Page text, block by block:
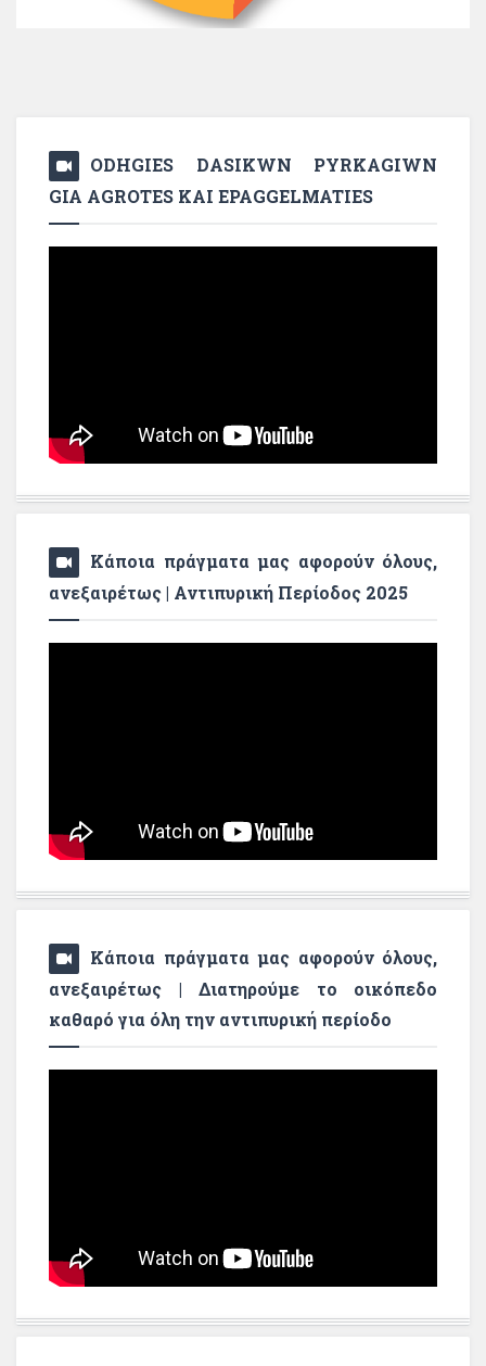
ODHGIES DASIKWN PYRKAGIWN
GIA AGROTES KAI EPAGGELMATIES
Κάποια πράγματα μας αφορούν όλους,
ανεξαιρέτως | Αντιπυρική Περίοδος 2025
Κάποια πράγματα μας αφορούν όλους,
ανεξαιρέτως | Διατηρούμε το οικόπεδο
καθαρό για όλη την αντιπυρική περίοδο